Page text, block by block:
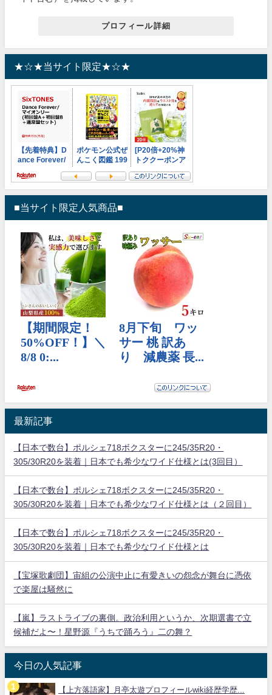
プロフィール詳細
★☆★当サイト限定★☆★
■当サイト限定人気商品■
最新記事
【日本で数台】ポルシェ718ボクスターに245/35R20・
305/30R20を装着｜日本でも希少なワイド仕様とは(3回目）
【日本で数台】ポルシェ718ボクスターに245/35R20・
305/30R20を装着｜日本でも希少なワイド仕様とは（２回目）
【日本で数台】ポルシェ718ボクスターに245/35R20・
305/30R20を装着｜日本でも希少なワイド仕様とは
【宝塚歌劇団】宙組の公演中止に有愛きいの怨念が舞台に憑依
で楽屋は騒然に
【嵐】ラストライブの裏側。政治利用というか、次期選書で立
候補だよ〜！星野源『うちで踊ろう』二の舞？
今日の人気記事
【上方落語家】月亭太遊プロフィールwiki経歴学歴...